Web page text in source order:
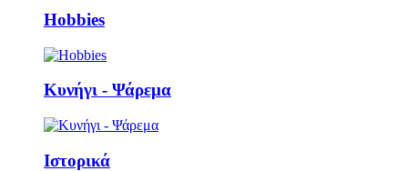
Ηobbies
Κυνήγι - Ψάρεμα
Ιστορικά